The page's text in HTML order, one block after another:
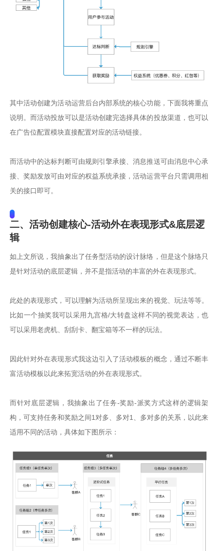
其中活动创建为活动运营后台内部系统的核心功能，下面我将重点
说明。而活动投放可以是活动创建完选择具体的投放渠道，也可以
在广告位配置模块直接配置对应的活动链接。
而活动中的达标判断可由规则引擎承接、消息推送可由消息中心承
接、奖励发放可由对应的权益系统承接，活动运营平台只需调用相
关的接口即可。
二、活动创建核心-活动外在表现形式&底层逻
辑
如上文所说，我抽象出了任务型活动的设计脉络，但是这个脉络只
是针对活动的底层逻辑，并不是指活动的丰富的外在表现形式。
此处的表现形式，可以理解为活动所呈现出来的视觉、玩法等等。
比如一个抽奖我可以采用九宫格/大转盘这样不同的视觉表达，也
可以采用老虎机、刮刮卡、翻宝箱等不一样的玩法。
因此针对外在表现形式我这边引入了活动模板的概念，通过不断丰
富活动模板以此来拓宽活动的外在表现形式。
而针对底层逻辑，我抽象出了任务-奖励-派奖方式这样的逻辑架
构，可支持任务和奖励之间1对多、多对1、多对多的关系，以此来
适用不同的活动，具体如下图所示：